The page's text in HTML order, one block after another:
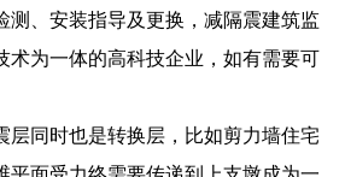
测、安装指导及更换，减隔震建筑监
术为一体的高科技企业，如有需要可
层同时也是转换层，比如剪力墙住宅